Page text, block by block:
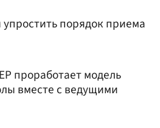
порядок приема
проработает модель
вместе с ведущими